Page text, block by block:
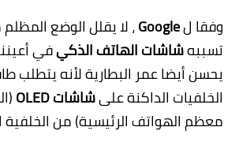
وفقا لGoogle، لا يقلل الوضع
تسببهشاشات الهاتف الذكيفي
يحسن أيضا عمر البطارية لأنه يتطلب
الخلفيات الداكنة علىشاشات OLED
معظم الهواتف الرئيسية) من الخلفية